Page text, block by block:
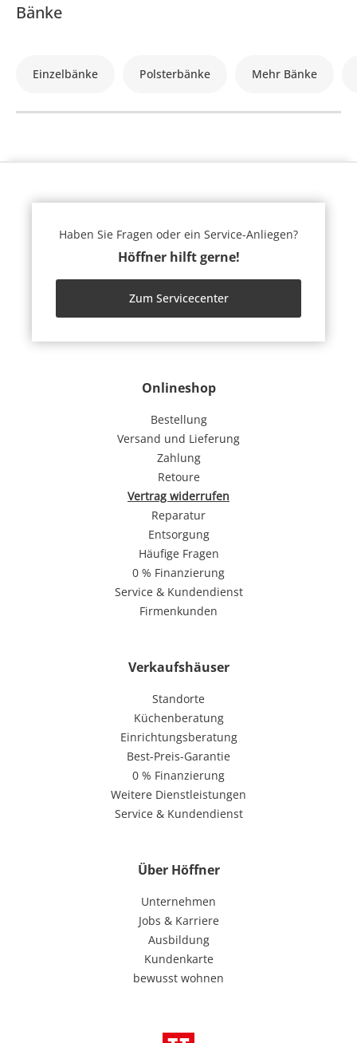
Bänke
Einzelbänke Polsterbänke Mehr Bänke
Onlineshop
Bestellung
Versand und Lieferung
Zahlung
Retoure
Vertrag widerrufen
Reparatur
Entsorgung
Häufige Fragen
0 % Finanzierung
Service & Kundendienst
Firmenkunden
Verkaufshäuser
Standorte
Küchenberatung
Einrichtungsberatung
Best-Preis-Garantie
0 % Finanzierung
Weitere Dienstleistungen
Service & Kundendienst
Über Höffner
Unternehmen
Jobs & Karriere
Ausbildung
Kundenkarte
bewusst wohnen
Haben Sie Fragen oder ein Service-Anliegen?
Höffner hilft gerne!
Zum Servicecenter